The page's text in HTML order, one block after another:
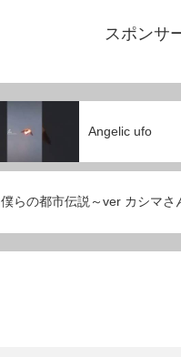
スポンサ
Angelic ufo
僕らの都市伝説～ver カシマさ